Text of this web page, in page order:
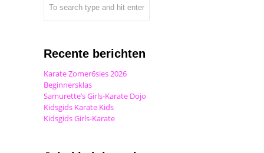
Recente berichten
Karate Zomer6sies 2026
Beginnersklas
Samurette’s Girls-Karate Dojo
Kidsgids Karate Kids
Kidsgids Girls-Karate